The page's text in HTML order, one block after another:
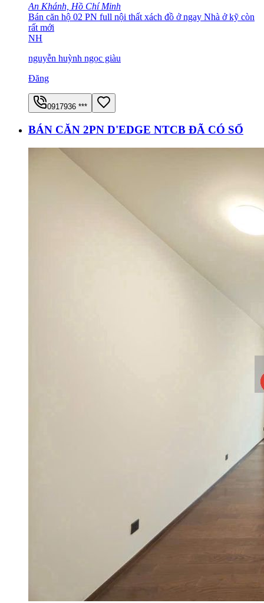
An Khánh, Hồ Chí Minh
Bán căn hộ 02 PN full nội thất xách đồ ở ngay Nhà ở kỹ còn
rất mới
NH
nguyễn huỳnh ngọc giàu
Đăng
0917936 ***
BÁN CĂN 2PN D'EDGE NTCB ĐÃ CÓ SỔ